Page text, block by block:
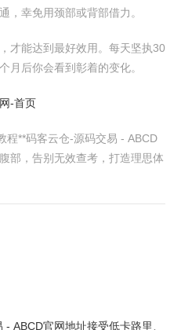
，幸免用颈部或背部借力。
才能达到最好效用。每天坚执30
月后你会看到彰着的变化。
-首页
程**码客云仓-源码交易 - ABCD
部，告别无效查考，打造理思体
ABCD官网地址接受低卡路里、